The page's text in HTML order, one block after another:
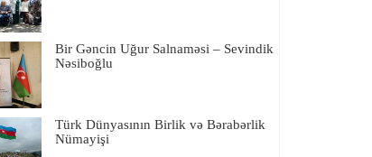
Bir Gəncin Uğur Salnaməsi – Sevindik
Nəsiboğlu
Türk Dünyasının Birlik və Bərabərlik
Nümayişi